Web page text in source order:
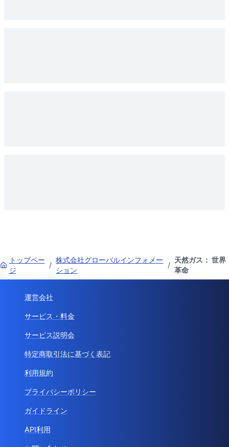
トップペー
ジ
/
株式会社グローバルインフォメー
ション
/
天然ガス： 世界
革命
運営会社
サービス・料金
サービス説明会
特定商取引法に基づく表記
利用規約
プライバシーポリシー
ガイドライン
API利用